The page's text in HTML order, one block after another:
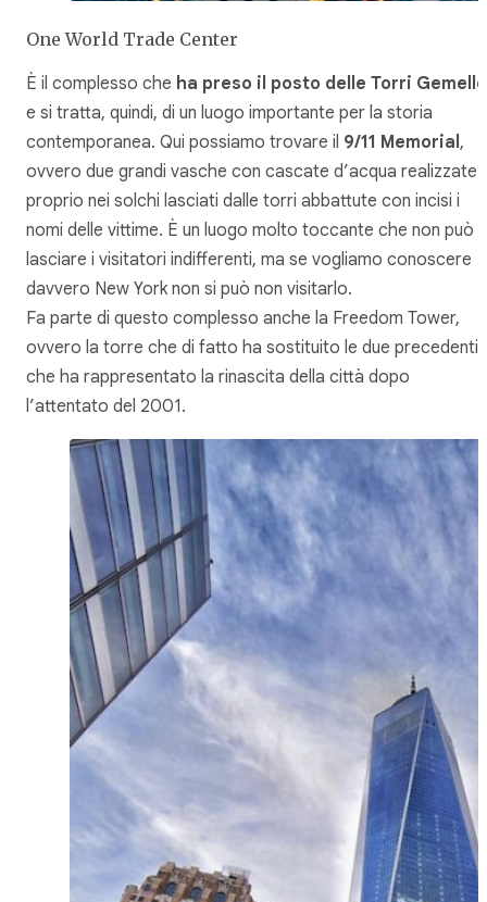
One World Trade Center
È il complesso che ha preso il posto delle Torri Gemelle
e si tratta, quindi, di un luogo importante per la storia
contemporanea. Qui possiamo trovare il 9/11 Memorial,
ovvero due grandi vasche con cascate d’acqua realizzate
proprio nei solchi lasciati dalle torri abbattute con incisi i
nomi delle vittime. È un luogo molto toccante che non può
lasciare i visitatori indifferenti, ma se vogliamo conoscere
davvero New York non si può non visitarlo.
Fa parte di questo complesso anche la Freedom Tower,
ovvero la torre che di fatto ha sostituito le due precedenti
che ha rappresentato la rinascita della città dopo
l’attentato del 2001.